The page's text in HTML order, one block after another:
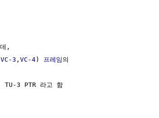
,
VC-3 , VC-4) 프레임 의
TU-3 PTR 라고 함